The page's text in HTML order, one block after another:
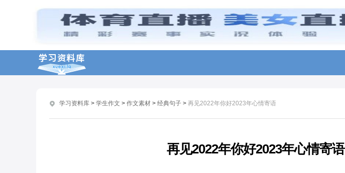
学习资料库 > 学生作文 > 作文素材 > 经典句子 > 再见2022年你好2023年心情寄语
再见2022年你好2023年心情寄语
文艺的高考心情说说
分享有关于心情的励志语录
关于生活放松心情的励志美文
早上好心情说说文案